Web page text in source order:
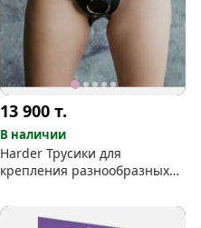
13 900т.
В наличии
Harder Трусики для
крепления разнообразных